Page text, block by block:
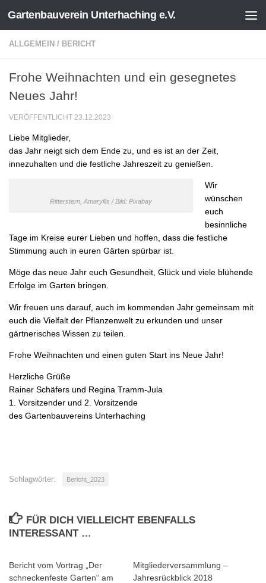
Zum Inhalt springen
Gartenbauverein Unterhaching e.V.
ALLGEMEIN / BERICHT
Frohe Weihnachten und ein gesegnetes
Neues Jahr!
VERÖFFENTLICHT 23.12.2023
Liebe Mitglieder,
das Jahr neigt sich dem Ende zu, und es ist an der Zeit,
innezuhalten und die festliche Jahreszeit zu genießen.
Ritterstern, Amaryllis / Bild: Pixabay
Wir
wünschen
euch
besinnliche
Tage im Kreise eurer Lieben und hoffen, dass die festliche
Stimmung auch in euren Gärten spürbar ist.
Möge das neue Jahr euch Gesundheit, Glück und viele blühende
Erfolge im Garten bringen.
Wir freuen uns darauf, auch im kommenden Jahr gemeinsam mit
euch die Vielfalt der Pflanzenwelt zu erkunden und unser
gärtnerisches Wissen zu teilen.
Frohe Weihnachten und einen guten Start ins Neue Jahr!
Herzliche Grüße
Rainer Schäfers und Regina Tramm-Jula
1. Vorsitzender und 2. Vorsitzende
des Gartenbauvereins Unterhaching
Schlagwörter: Bericht_2023
FÜR DICH VIELLEICHT EBENFALLS
INTERESSANT …
Bericht vom Vortrag „Der
schneckenfeste Garten“ am
Mitgliederversammlung –
Jahresrückblick 2018